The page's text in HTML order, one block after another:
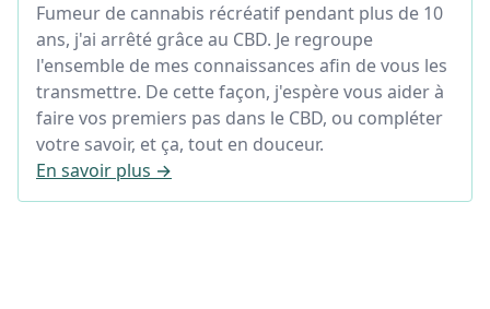
Fumeur de cannabis récréatif pendant plus de 10
ans, j'ai arrêté grâce au CBD. Je regroupe
l'ensemble de mes connaissances afin de vous les
transmettre. De cette façon, j'espère vous aider à
faire vos premiers pas dans le CBD, ou compléter
votre savoir, et ça, tout en douceur.
En savoir plus →